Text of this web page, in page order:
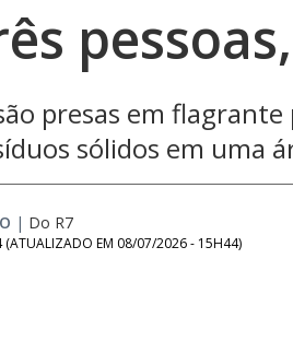
presas em
sólidos em uma
| Do R7
(ATUALIZADO EM 08/07/2026 - 15H44)